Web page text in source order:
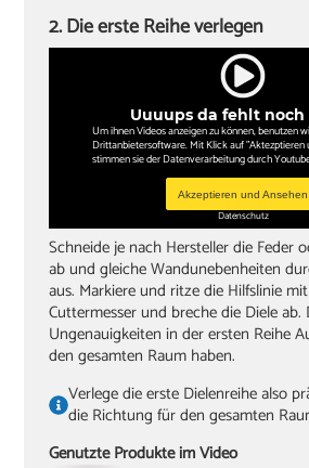
Uuuups da fehlt noch
Um ihnen Videos anzeigen zu können, benutzen
Drittanbietersoftware. Mit Klick auf "Aktezptieren
stimmen sie der Datenverarbeitung durch
Akzeptieren und Ansehen
Datenschutz
2. Die erste Reihe verlegen
Schneide je nach Hersteller die Feder
ab und gleiche Wandunebenheiten
aus. Markiere und ritze die Hilfslinie
Cuttermesser und breche die Diele ab.
Ungenauigkeiten in der ersten Reihe
den gesamten Raum haben.
Verlege die erste Dielenreihe also
die Richtung für den gesamten
Genutzte Produkte im Video